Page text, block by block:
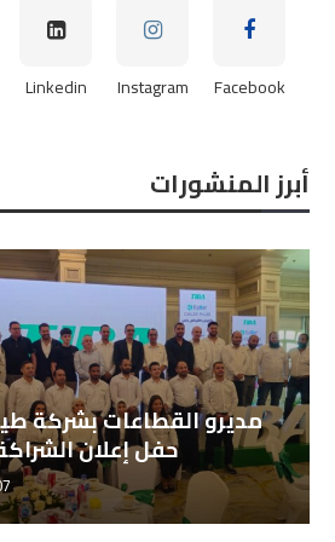
Facebook
Instagram
Linkedin
أبرز المنشورات
مديرو الشيخ، مدير قطاع
طيبة للتجارة...
2026-08-07